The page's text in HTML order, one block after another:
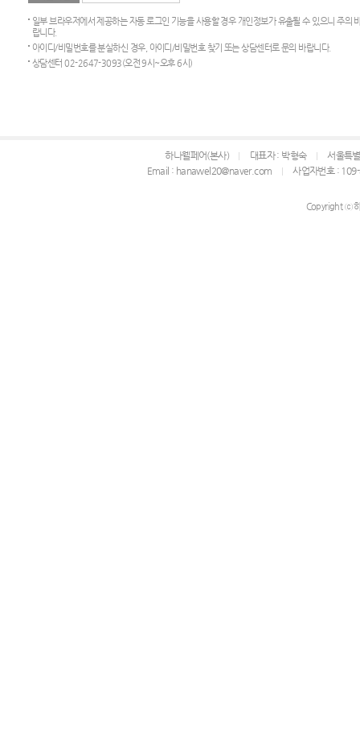
일부 브라우저에서 제공하는 자동 로그인 기능을 사용할 경우 개인정보가 유출될 수 있으니 주의
랍니다.
아이디/비밀번호를 분실하신 경우, 아이디/비밀번호 찾기 또는 상담센터로 문의 바랍니다.
상담센터 02-2647-3093(오전 9시~오후 6시)
하나웰페어(본사) 대표자 : 박형숙
서울특
Email : hanawel20@naver.com
사업자번호 :
Copyright ⓒ